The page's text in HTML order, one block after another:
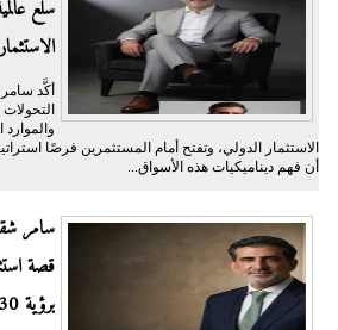
سلع
أكَّد
الاستثمار الدولي، وتفتح أمام المستثمرين فرصًا
أن فهم ديناميكيات هذه الأسواق...
سامر
قصة
برؤية 2030